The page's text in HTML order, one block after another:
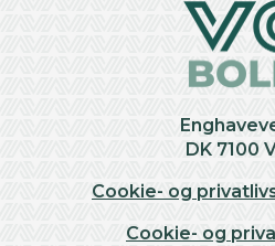
DK 7100
Cookie- og
Cookie- og